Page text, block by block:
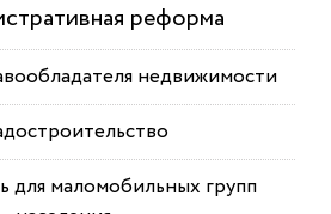
реформа
недвижимости
для маломобильных групп